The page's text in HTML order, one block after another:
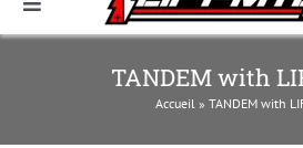
Toggle
Navigation
TANDEM with
Accueil» TANDEM with